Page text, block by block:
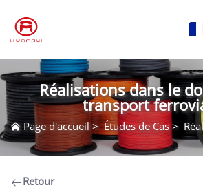
Réalisations dans le
transport
Page d'accueil>Études de Cas>
Retour